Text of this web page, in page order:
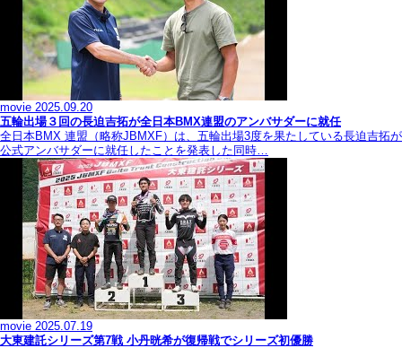
movie 2025.09.20
五輪出場３回の長迫吉拓が全日本BMX連盟のアンバサダーに就任
全日本BMX 連盟（略称JBMXF）は、五輪出場3度を果たしている長迫吉拓が
公式アンバサダーに就任したことを発表した同時…
movie 2025.07.19
大東建託シリーズ第7戦 ⼩丹晄希が復帰戦でシリーズ初優勝